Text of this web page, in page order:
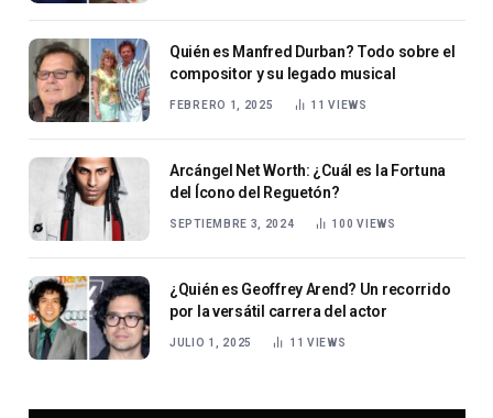
Quién es Manfred Durban? Todo sobre el
compositor y su legado musical
FEBRERO 1, 2025 11VIEWS
Arcángel Net Worth: ¿Cuál es la Fortuna
del Ícono del Reguetón?
SEPTIEMBRE 3, 2024 100VIEWS
¿Quién es Geoffrey Arend? Un recorrido
por la versátil carrera del actor
JULIO 1, 2025 11 VIEWS